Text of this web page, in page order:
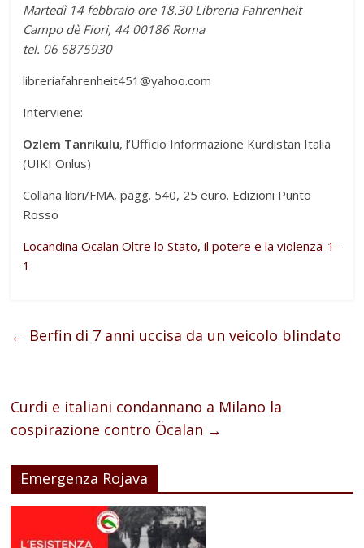
Martedì 14 febbraio ore 18.30 Libreria Fahrenheit
Campo dè Fiori, 44 00186 Roma
tel. 06 6875930
libreriafahrenheit451@yahoo.com
Interviene:
Ozlem Tanrikulu, l’Ufficio Informazione Kurdistan Italia
(UIKI Onlus)
Collana libri/FMA, pagg. 540, 25 euro. Edizioni Punto
Rosso
Locandina Ocalan Oltre lo Stato, il potere e la violenza-1-
1
← Berfin di 7 anni uccisa da un veicolo blindato
Curdi e italiani condannano a Milano la
cospirazione contro Öcalan →
Emergenza Rojava